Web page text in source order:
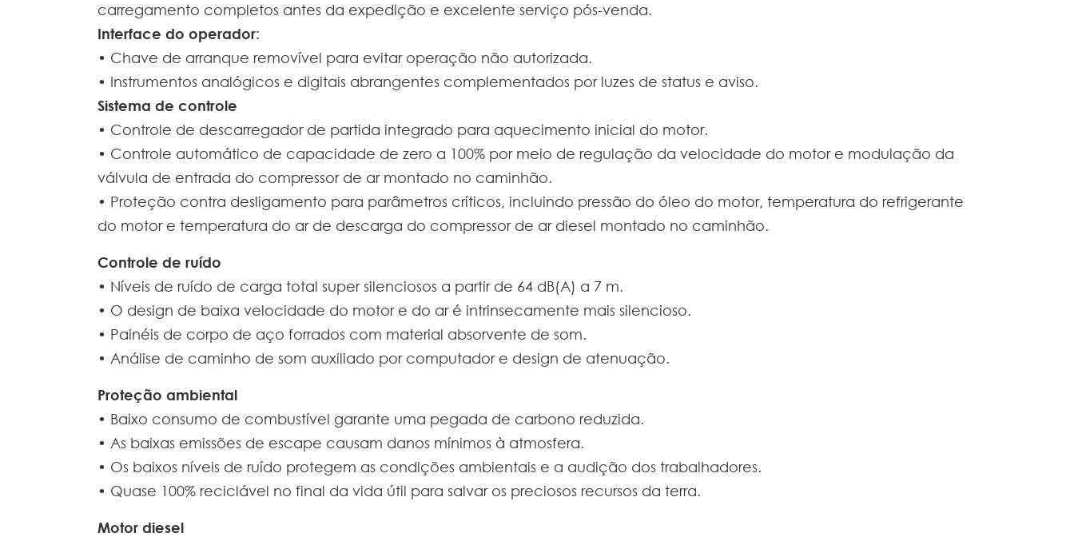
carregamento completos antes da expedição e excelente serviço pós-venda.
Interface do operador:
• Chave de arranque removível para evitar operação não autorizada.
• Instrumentos analógicos e digitais abrangentes complementados por luzes de status e aviso.
Sistema de controle
• Controle de descarregador de partida integrado para aquecimento inicial do motor.
• Controle automático de capacidade de zero a 100% por meio de regulação da velocidade do motor e modulação da
válvula de entrada do compressor de ar montado no caminhão.
• Proteção contra desligamento para parâmetros críticos, incluindo pressão do óleo do motor, temperatura do refrigerante
do motor e temperatura do ar de descarga do compressor de ar diesel montado no caminhão.
Controle de ruído
• Níveis de ruído de carga total super silenciosos a partir de 64 dB(A) a 7 m.
• O design de baixa velocidade do motor e do ar é intrinsecamente mais silencioso.
• Painéis de corpo de aço forrados com material absorvente de som.
• Análise de caminho de som auxiliado por computador e design de atenuação.
Proteção ambiental
• Baixo consumo de combustível garante uma pegada de carbono reduzida.
• As baixas emissões de escape causam danos mínimos à atmosfera.
• Os baixos níveis de ruído protegem as condições ambientais e a audição dos trabalhadores.
• Quase 100% reciclável no final da vida útil para salvar os preciosos recursos da terra.
Motor diesel